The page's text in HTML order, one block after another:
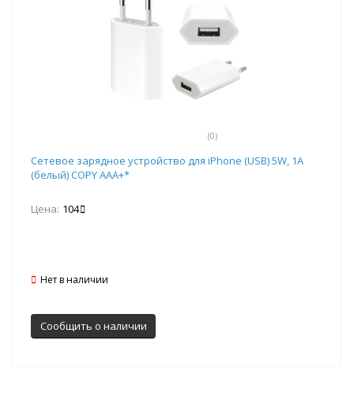
(0)
Сетевое зарядное устройство для iPhone (USB) 5W, 1A
(белый) COPY ААА+*
Цена: 104
Нет в наличии
Сообщить о наличии